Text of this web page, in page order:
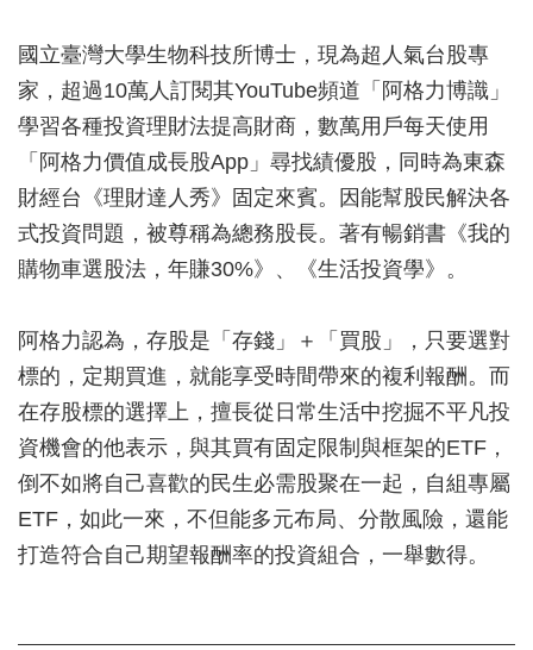
國立臺灣大學生物科技所博士，現為超人氣台股專
家，超過10萬人訂閱其YouTube頻道「阿格力博識」
學習各種投資理財法提高財商，數萬用戶每天使用
「阿格力價值成長股App」尋找績優股，同時為東森
財經台《理財達人秀》固定來賓。因能幫股民解決各
式投資問題，被尊稱為總務股長。著有暢銷書《我的
購物車選股法，年賺30%》、《生活投資學》。
阿格力認為，存股是「存錢」＋「買股」，只要選對
標的，定期買進，就能享受時間帶來的複利報酬。而
在存股標的選擇上，擅長從日常生活中挖掘不平凡投
資機會的他表示，與其買有固定限制與框架的ETF，
倒不如將自己喜歡的民生必需股聚在一起，自組專屬
ETF，如此一來，不但能多元布局、分散風險，還能
打造符合自己期望報酬率的投資組合，一舉數得。